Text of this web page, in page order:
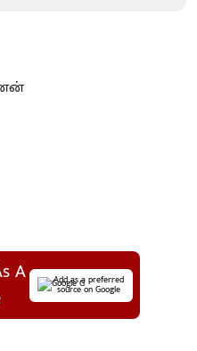
A
Add as a preferred
source on Google